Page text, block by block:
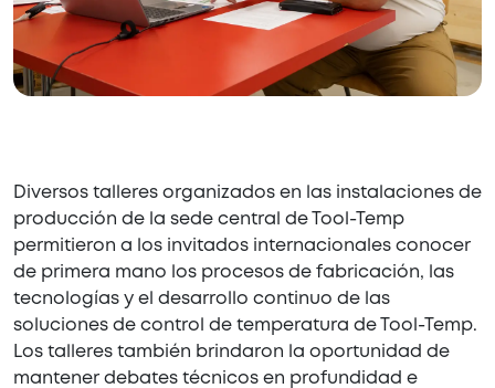
Diversos talleres organizados en las instalaciones de
producción de la sede central de Tool-Temp
permitieron a los invitados internacionales conocer
de primera mano los procesos de fabricación, las
tecnologías y el desarrollo continuo de las
soluciones de control de temperatura de Tool-Temp.
Los talleres también brindaron la oportunidad de
mantener debates técnicos en profundidad e